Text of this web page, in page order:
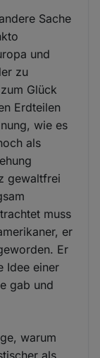
Sache
und
zu
Glück
Erdteilen
wie es
als
gewaltfrei
muss
er
Er
Idee einer
gab und
warum
als